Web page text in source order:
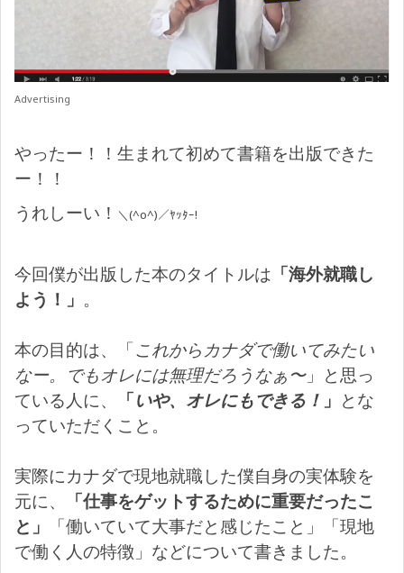
Advertising
やったー！！生まれて初めて書籍を出版できた
ー！！
うれしーい！ ＼(^o^)／ﾔｯﾀｰ!
今回僕が出版した本のタイトルは 「海外就職し
よう！」 。
本の目的は、「これからカナダで働いてみたい
なー。でもオレには無理だろうなぁ〜」と思っ
ている人に、
「いや、オレにもできる！ 」 とな
っていただくこと。
実際にカナダで現地就職した僕自身の実体験を
元に、
「仕事をゲットするために重要だったこ
と」
「働いていて大事だと感じたこと」「現地
で働く人の特徴」などについて書きました。